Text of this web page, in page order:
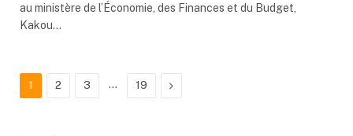
au ministère de l’Économie, des Finances et du Budget,
Kakou…
1 2 3 … 19 Next